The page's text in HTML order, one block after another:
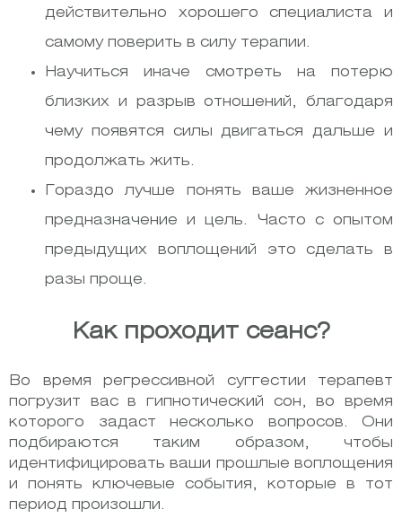
действительно хорошего специалиста и
самому поверить в силу терапии.
Научиться иначе смотреть на потерю
близких и разрыв отношений, благодаря
чему появятся силы двигаться дальше и
продолжать жить.
Гораздо лучше понять ваше жизненное
предназначение и цель. Часто с опытом
предыдущих воплощений это сделать в
разы проще.
Как проходит сеанс?
Во время регрессивной суггестии терапевт
погрузит вас в гипнотический сон, во время
которого задаст несколько вопросов. Они
подбираются таким образом, чтобы
идентифицировать ваши прошлые воплощения
и понять ключевые события, которые в тот
период произошли.